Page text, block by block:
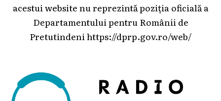
acestui website nu reprezintă poziția oficială a
Departamentului pentru Românii de
Pretutindeni https://dprp.gov.ro/web/